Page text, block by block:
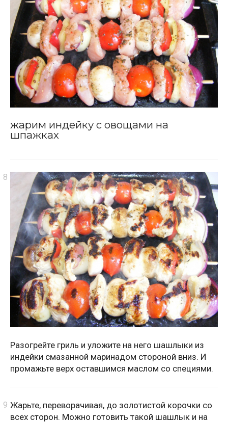
жарим индейку с овощами на
шпажках
Разогрейте гриль и уложите на него шашлыки из
индейки смазанной маринадом стороной вниз. И
промажьте верх оставшимся маслом со специями.
Жарьте, переворачивая, до золотистой корочки со
всех сторон. Можно готовить такой шашлык и на